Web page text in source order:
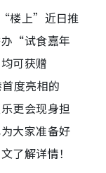
“楼上”近日推
办“试食嘉年
可获赠
度亮相的
更会现身担
大家准备好
了解详情！